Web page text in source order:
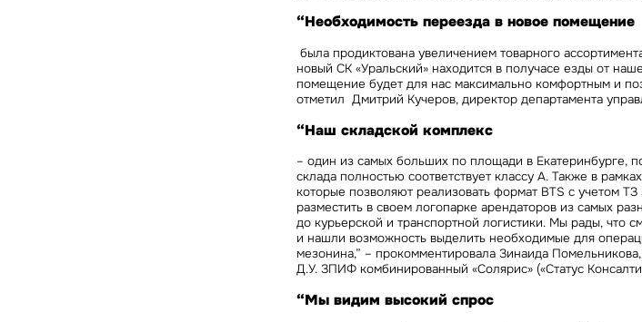
“Необходимость переезда в новое помещение
была продиктована увеличением товарного
новый СК «Уральский» находится в получасе езды от
помещение будет для нас максимально комфортным и
отметил Дмитрий Кучеров, директор департамента
“Наш складской комплекс
– один из самых больших по площади в Екатеринбурге,
склада полностью соответствует классу А. Также в
которые позволяют реализовать формат BTS с учетом
разместить в своем логопарке арендаторов из самых
до курьерской и транспортной логистики. Мы рады, что
и нашли возможность выделить необходимые для
мезонина,” – прокомментировала Зинаида
Д.У. ЗПИФ комбинированный «Солярис» («Статус
“Мы видим высокий спрос